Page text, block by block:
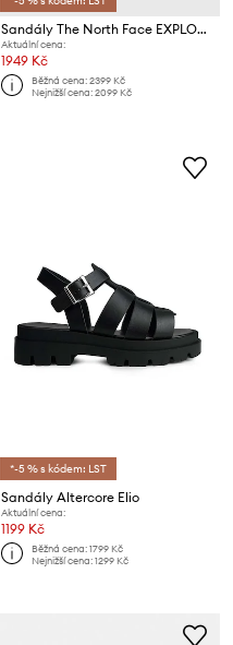
Sandály The North Face EXPLORE CAMP
Aktuální cena:
1949 Kč
Běžná cena:2399 Kč
Nejnižší cena:2099 Kč
*-5 % s kódem: LST
Sandály Altercore Elio
Aktuální cena:
1199 Kč
Běžná cena:1799 Kč
Nejnižší cena:1299 Kč